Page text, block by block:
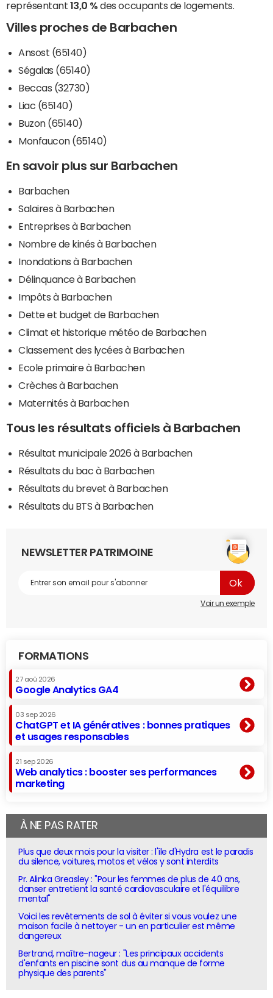
représentant 13,0 % des occupants de logements.
Villes proches de Barbachen
Ansost (65140)
Ségalas (65140)
Beccas (32730)
Liac (65140)
Buzon (65140)
Monfaucon (65140)
En savoir plus sur Barbachen
Barbachen
Salaires à Barbachen
Entreprises à Barbachen
Nombre de kinés à Barbachen
Inondations à Barbachen
Délinquance à Barbachen
Impôts à Barbachen
Dette et budget de Barbachen
Climat et historique météo de Barbachen
Classement des lycées à Barbachen
Ecole primaire à Barbachen
Crèches à Barbachen
Maternités à Barbachen
Tous les résultats officiels à Barbachen
Résultat municipale 2026 à Barbachen
Résultats du bac à Barbachen
Résultats du brevet à Barbachen
Résultats du BTS à Barbachen
NEWSLETTER PATRIMOINE
Voir un exemple
FORMATIONS
27 aoû 2026
Google Analytics GA4
03 sep 2026
ChatGPT et IA génératives : bonnes pratiques
et usages responsables
21 sep 2026
Web analytics : booster ses performances
marketing
À NE PAS RATER
Plus que deux mois pour la visiter : l'île d'Hydra est le paradis
du silence, voitures, motos et vélos y sont interdits
Pr. Alinka Greasley : "Pour les femmes de plus de 40 ans,
danser entretient la santé cardiovasculaire et l'équilibre
mental"
Voici les revêtements de sol à éviter si vous voulez une
maison facile à nettoyer - un en particulier est même
dangereux
Bertrand, maître-nageur : "Les principaux accidents
d'enfants en piscine sont dus au manque de forme
physique des parents"